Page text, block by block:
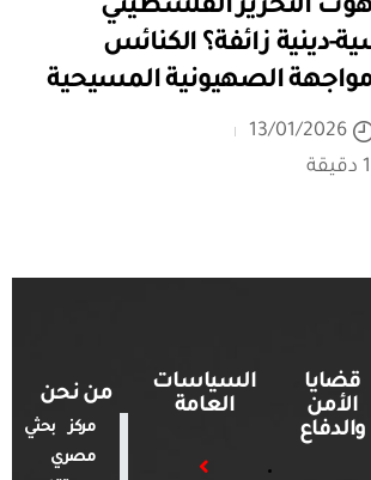
التحرير الفلسطيني
دينية زائفة؟ الكنائس
الصهيونية المسيحية
13/01/2026
قضايا
الأمن
والدفاع
السياسات
العامة
من نحن
مركز بحثي
مصري